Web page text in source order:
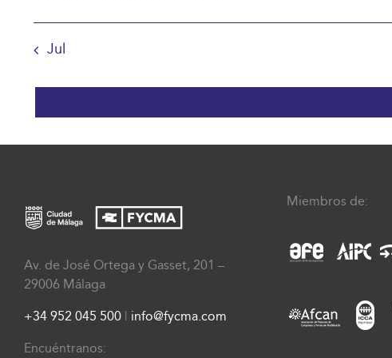
Jul
Av. de José Ortega y Gasset, 201 –
29006 Málaga
+34 952 045 500 | info@fycma.com
Encuéntranos:
Miembros de: